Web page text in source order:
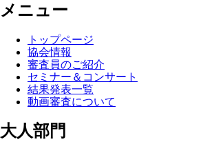
メニュー
トップページ
協会情報
審査員のご紹介
セミナー＆コンサート
結果発表一覧
動画審査について
大人部門